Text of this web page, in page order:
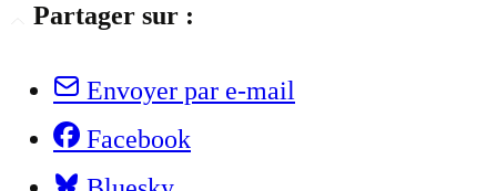
Partager sur :
Envoyer par e-mail
Facebook